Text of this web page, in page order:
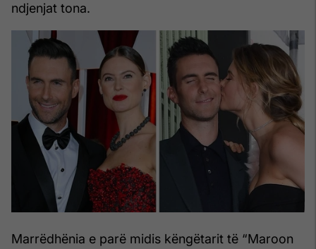
ndjenjat tona.
Marrëdhënia e parë midis këngëtarit të “Maroon